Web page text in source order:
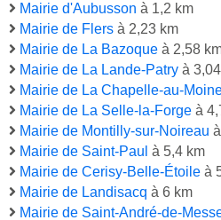
Mairie d'Aubusson à 1,2 km
Mairie de Flers à 2,23 km
Mairie de La Bazoque à 2,58
Mairie de La Lande-Patry à
Mairie de La Chapelle-au-
Mairie de La Selle-la-Forge à
Mairie de Montilly-sur-Noireau
Mairie de Saint-Paul à 5,4 km
Mairie de Cerisy-Belle-Étoile à
Mairie de Landisacq à 6 km
Mairie de Saint-André-de-